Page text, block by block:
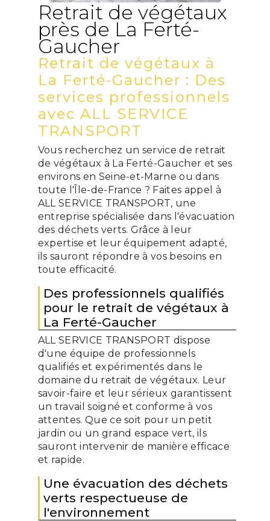
Retrait de végétaux
près de La Ferté-
Gaucher
Retrait de végétaux à
La Ferté-Gaucher : Des
services professionnels
avec ALL SERVICE
TRANSPORT
Vous recherchez un service de retrait
de végétaux à La Ferté-Gaucher et ses
environs en Seine-et-Marne ou dans
toute l'Île-de-France ? Faites appel à
ALL SERVICE TRANSPORT, une
entreprise spécialisée dans l'évacuation
des déchets verts. Grâce à leur
expertise et leur équipement adapté,
ils sauront répondre à vos besoins en
toute efficacité.
Des professionnels qualifiés
pour le retrait de végétaux à
La Ferté-Gaucher
ALL SERVICE TRANSPORT dispose
d'une équipe de professionnels
qualifiés et expérimentés dans le
domaine du retrait de végétaux. Leur
savoir-faire et leur sérieux garantissent
un travail soigné et conforme à vos
attentes. Que ce soit pour un petit
jardin ou un grand espace vert, ils
sauront intervenir de manière efficace
et rapide.
Une évacuation des déchets
verts respectueuse de
l'environnement